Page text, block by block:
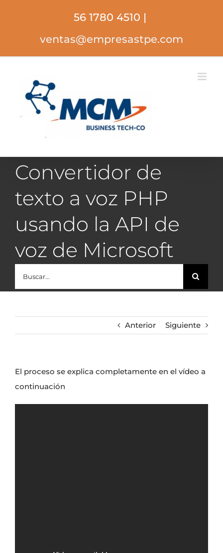
56 1780 4510 |
ventas@empresastpe.com
Convertidor de
texto a voz PHP
usando la API de
voz de Microsoft
Anterior Siguiente
El proceso se explica completamente en el vídeo a
continuación